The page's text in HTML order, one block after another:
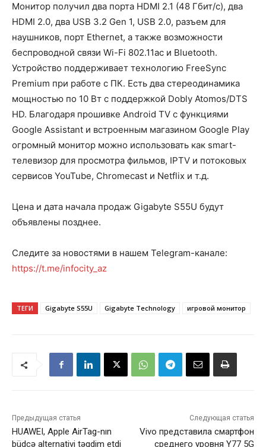
Монитор получил два порта HDMI 2.1 (48 Гбит/с), два
HDMI 2.0, два USB 3.2 Gen 1, USB 2.0, разъем для
наушников, порт Ethernet, а также возможности
беспроводной связи Wi-Fi 802.11ac и Bluetooth.
Устройство поддерживает технологию FreeSync
Premium при работе с ПК. Есть два стереодинамика
мощностью по 10 Вт с поддержкой Dobly Atomos/DTS
HD. Благодаря прошивке Android TV с функциями
Google Assistant и встроенным магазином Google Play
огромный монитор можно использовать как smart-
телевизор для просмотра фильмов, IPTV и потоковых
сервисов YouTube, Chromecast и Netflix и т.д.
Цена и дата начала продаж Gigabyte S55U будут
объявлены позднее.
Следите за новостями в нашем Telegram-канале:
https://t.me/infocity_az
ТЕГИ Gigabyte S55U Gigabyte Technology игровой монитор
Предыдущая статья
HUAWEI, Apple AirTag-nın
büdcə alternativi təqdim etdi
Следующая статья
Vivo представила смартфон
среднего уровня Y77 5G